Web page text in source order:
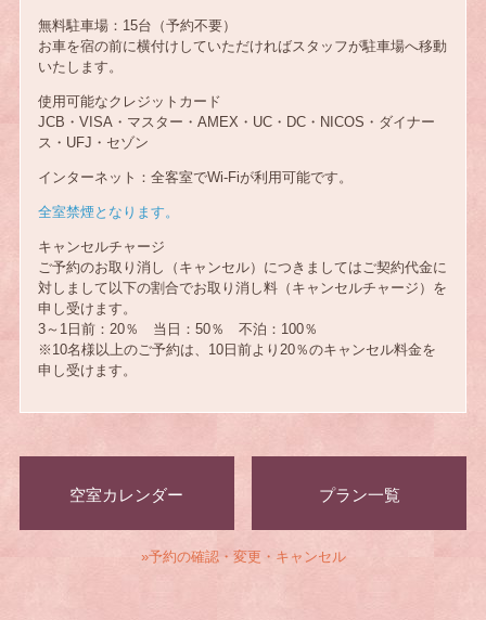
無料駐車場：15台（予約不要）
お車を宿の前に横付けしていただければスタッフが駐車場へ移動
いたします。
使用可能なクレジットカード
JCB・VISA・マスター・AMEX・UC・DC・NICOS・ダイナー
ス・UFJ・セゾン
インターネット：全客室でWi-Fiが利用可能です。
全室禁煙となります。
キャンセルチャージ
ご予約のお取り消し（キャンセル）につきましてはご契約代金に
対しまして以下の割合でお取り消し料（キャンセルチャージ）を
申し受けます。
3～1日前：20％ 当日：50％ 不泊：100％
※10名様以上のご予約は、10日前より20％のキャンセル料金を
申し受けます。
空室カレンダー プラン一覧
»予約の確認・変更・キャンセル